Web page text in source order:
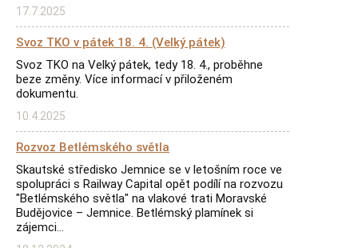
17.7.2025
Svoz TKO v pátek 18. 4. (Velký pátek)
Svoz TKO na Velký pátek, tedy 18. 4., proběhne
beze změny. Více informací v přiloženém
dokumentu.
10.4.2025
Rozvoz Betlémského světla
Skautské středisko Jemnice se v letošním roce ve
spolupráci s Railway Capital opět podílí na rozvozu
"Betlémského světla" na vlakové trati Moravské
Budějovice – Jemnice. Betlémský plamínek si
zájemci…